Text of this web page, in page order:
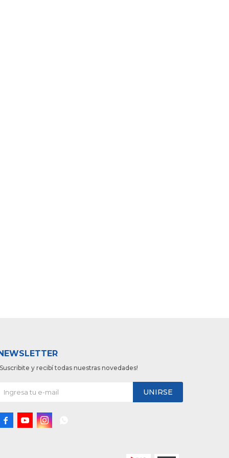
y recibí todas nuestras novedades!
UNIRSE
  